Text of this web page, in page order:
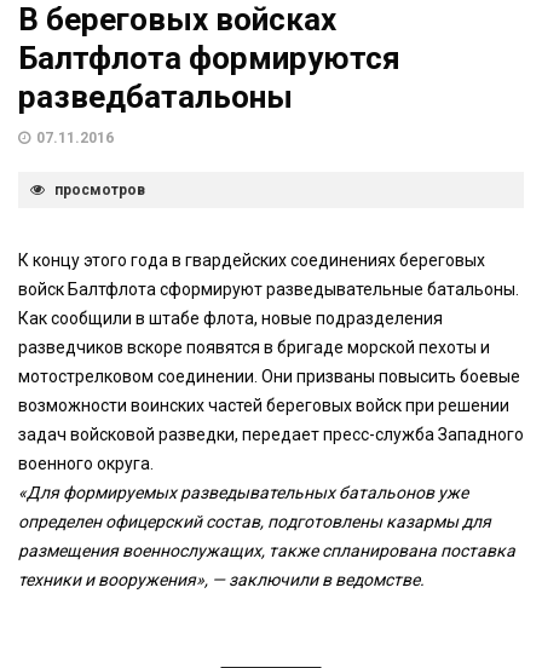
В береговых войсках
Балтфлота формируются
разведбатальоны
07.11.2016
просмотров
К концу этого года в гвардейских соединениях береговых
войск Балтфлота сформируют разведывательные батальоны.
Как сообщили в штабе флота, новые подразделения
разведчиков вскоре появятся в бригаде морской пехоты и
мотострелковом соединении. Они призваны повысить боевые
возможности воинских частей береговых войск при решении
задач войсковой разведки, передает пресс-служба Западного
военного округа.
«Для формируемых разведывательных батальонов уже
определен офицерский состав, подготовлены казармы для
размещения военнослужащих, также спланирована поставка
техники и вооружения», — заключили в ведомстве.